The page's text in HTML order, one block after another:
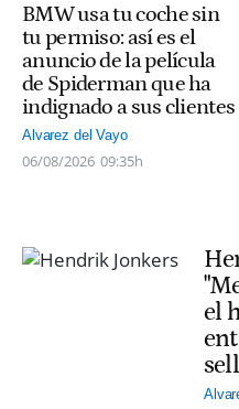
BMW usa tu coche sin
tu permiso: así es el
anuncio de la película
de Spiderman que ha
indignado a sus clientes
Alvarez del Vayo
06/08/2026 09:35h
el